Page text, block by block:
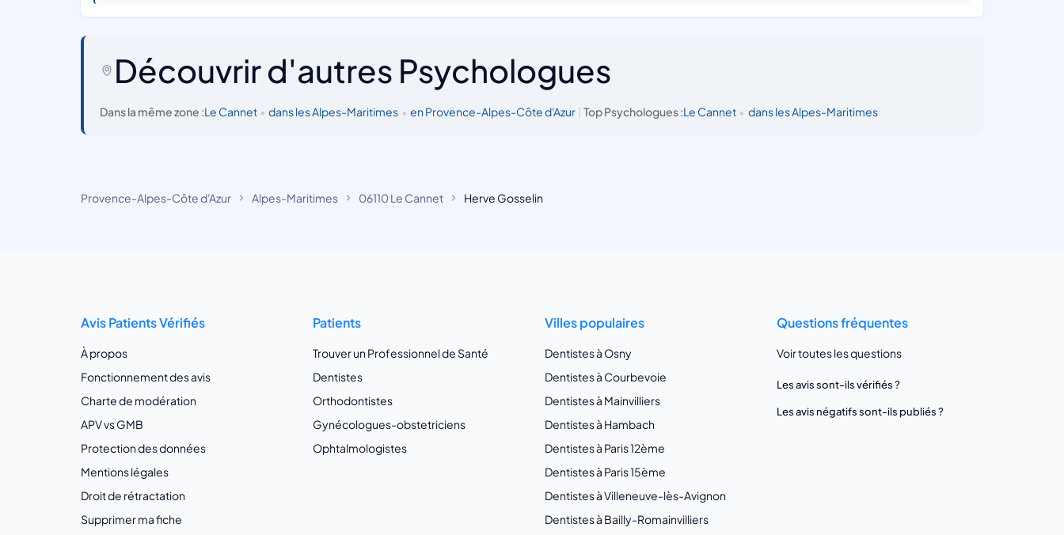
Découvrir d'autres Psychologues
Dans la même zone :Le Cannet • dans les Alpes-Maritimes • en Provence-Alpes-Côte d'Azur | Top Psychologues :Le Cannet • dans les Alpes-Maritimes
Provence-Alpes-Côte d'Azur Alpes-Maritimes 06110 Le Cannet Herve Gosselin
Avis Patients Vérifiés
À propos
Fonctionnement des avis
Charte de modération
APV vs GMB
Protection des données
Mentions légales
Droit de rétractation
Supprimer ma fiche
Patients
Trouver un Professionnel de Santé
Dentistes
Orthodontistes
Gynécologues-obstetriciens
Ophtalmologistes
Villes populaires
Dentistes à Osny
Dentistes à Courbevoie
Dentistes à Mainvilliers
Dentistes à Hambach
Dentistes à Paris 12ème
Dentistes à Paris 15ème
Dentistes à Villeneuve-lès-Avignon
Dentistes à Bailly-Romainvilliers
Questions fréquentes
Voir toutes les questions
Les avis sont-ils vérifiés ?
Les avis négatifs sont-ils publiés ?